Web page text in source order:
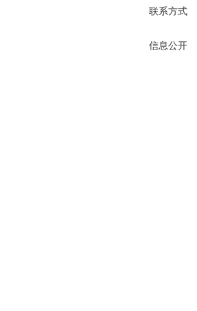
联系方式
信息公开